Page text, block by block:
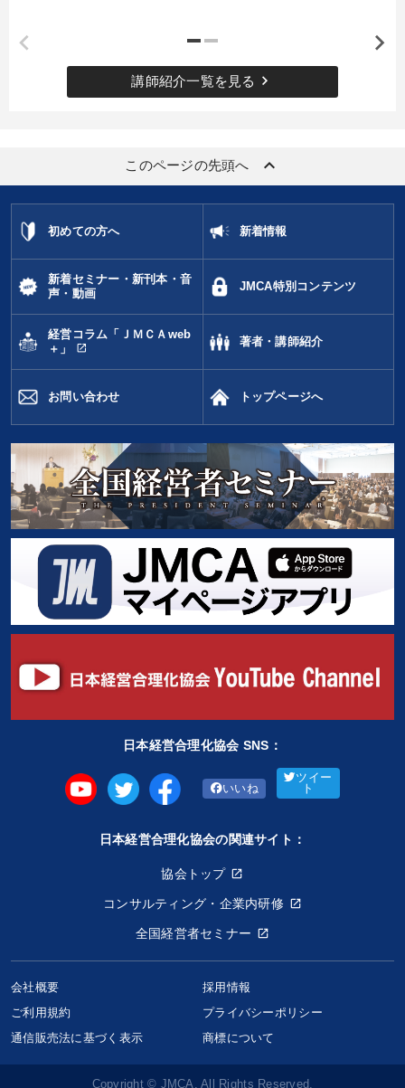
節税 営業力強化
local_offer タグから探す refresh 更新する
タグ・キーワード
コミュニケーション モノづくり 企業文化
資産運用 対談・座談会 生き方の指針 不動産投資
労務問題・リスク対策 企業成長 通販
デザイン 伝統・文化 広報・PR 不動産
※「更新」を押すと「タグ・キーワード」を更新いただけます。
講師紹介一覧を見る keyboard_arrow_right
このページの先頭へ keyboard_arrow_up
初めての方へ 新着情報
新着セミナー・新刊本・音
声・動画
JMCA特別コンテンツ
経営コラム「ＪＭＣＡweb
＋」
open_in_new
著者・講師紹介
お問い合わせ トップページへ
日本経営合理化協会 SNS：
いいね
ツイー
ト
日本経営合理化協会の関連サイト：
協会トップ
コンサルティング・企業内研修
全国経営者セミナー
会社概要
採用情報
ご利用規約
プライバシーポリシー
通信販売法に基づく表示
商標について
Copyright © JMCA. All Rights Reserved.